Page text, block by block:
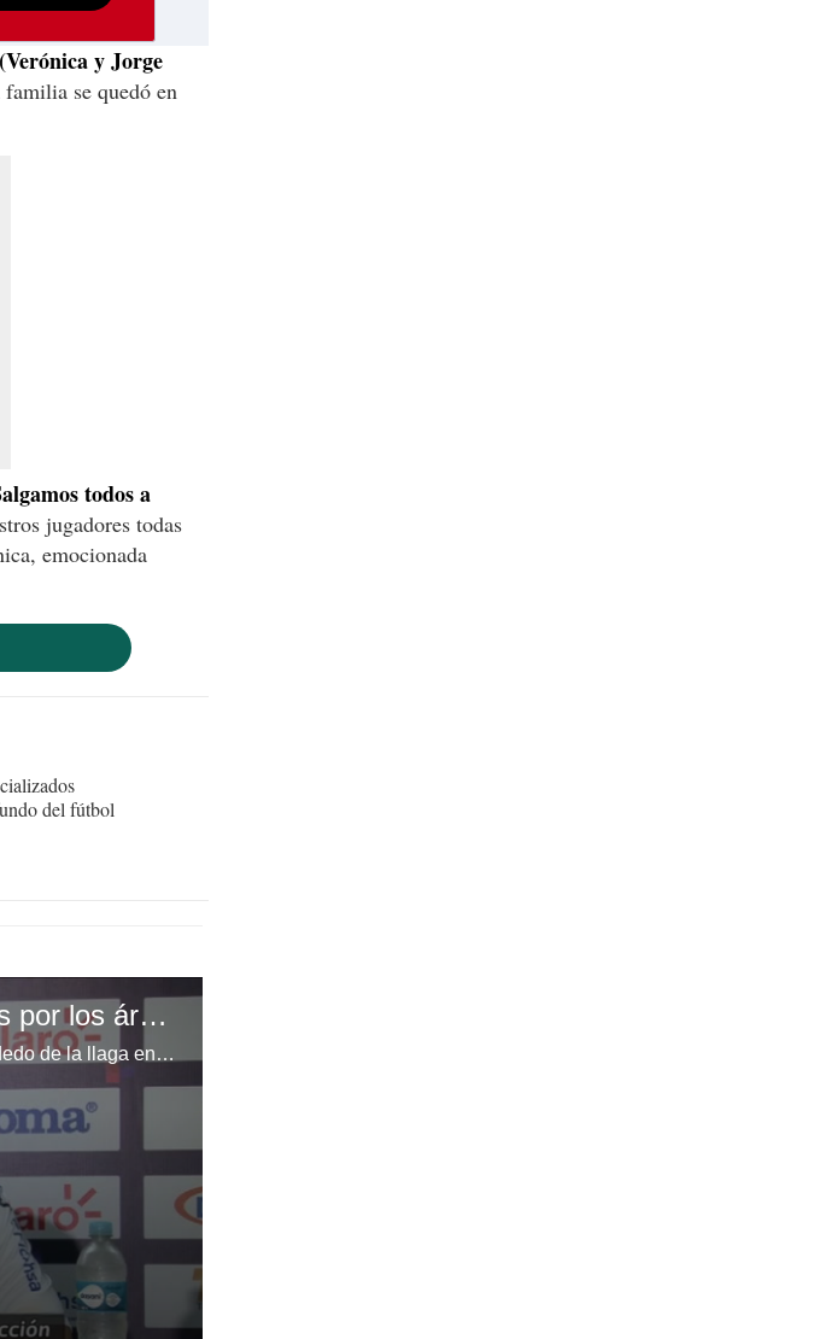
y Jorge
familia se quedó en
todos a
jugadores todas
emocionada
del fútbol
Jorge Luis Pinto: Hemos sido maltratados por los árbitros
El seleccionador de Honduras, Jorge Luis Pinto, no quita el dedo de la llaga en cuanto al tratamiento que le han dado los réferis a Honduras en la eliminatoria